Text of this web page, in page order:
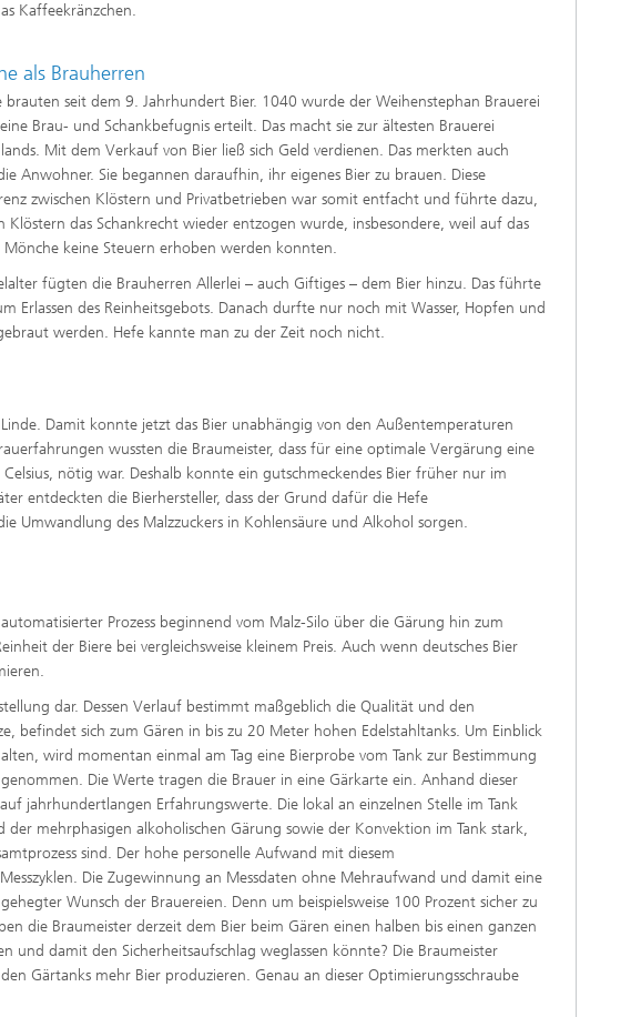
Kaffeekränzchen.
als Brauherren
brauten seit dem 9. Jahrhundert Bier. 1040 wurde der Weihenstephan Brauerei
Brau- und Schankbefugnis erteilt. Das macht sie zur ältesten Brauerei
Mit dem Verkauf von Bier ließ sich Geld verdienen. Das merkten auch
Anwohner. Sie begannen daraufhin, ihr eigenes Bier zu brauen. Diese
zwischen Klöstern und Privatbetrieben war somit entfacht und führte dazu,
Klöstern das Schankrecht wieder entzogen wurde, insbesondere, weil auf das
Mönche keine Steuern erhoben werden konnten.
fügten die Brauherren Allerlei – auch Giftiges – dem Bier hinzu. Das führte
Erlassen des Reinheitsgebots. Danach durfte nur noch mit Wasser, Hopfen und
werden. Hefe kannte man zu der Zeit noch nicht.
Damit konnte jetzt das Bier unabhängig von den Außentemperaturen
wussten die Braumeister, dass für eine optimale Vergärung eine
nötig war. Deshalb konnte ein gutschmeckendes Bier früher nur im
entdeckten die Bierhersteller, dass der Grund dafür die Hefe
Umwandlung des Malzzuckers in Kohlensäure und Alkohol sorgen.
Prozess beginnend vom Malz-Silo über die Gärung hin zum
der Biere bei vergleichsweise kleinem Preis. Auch wenn deutsches Bier
dar. Dessen Verlauf bestimmt maßgeblich die Qualität und den
befindet sich zum Gären in bis zu 20 Meter hohen Edelstahltanks. Um Einblick
wird momentan einmal am Tag eine Bierprobe vom Tank zur Bestimmung
Die Werte tragen die Brauer in eine Gärkarte ein. Anhand dieser
jahrhundertlangen Erfahrungswerte. Die lokal an einzelnen Stelle im Tank
mehrphasigen alkoholischen Gärung sowie der Konvektion im Tank stark,
sind. Der hohe personelle Aufwand mit diesem
Die Zugewinnung an Messdaten ohne Mehraufwand und damit eine
Wunsch der Brauereien. Denn um beispielsweise 100 Prozent sicher zu
die Braumeister derzeit dem Bier beim Gären einen halben bis einen ganzen
und damit den Sicherheitsaufschlag weglassen könnte? Die Braumeister
Gärtanks mehr Bier produzieren. Genau an dieser Optimierungsschraube